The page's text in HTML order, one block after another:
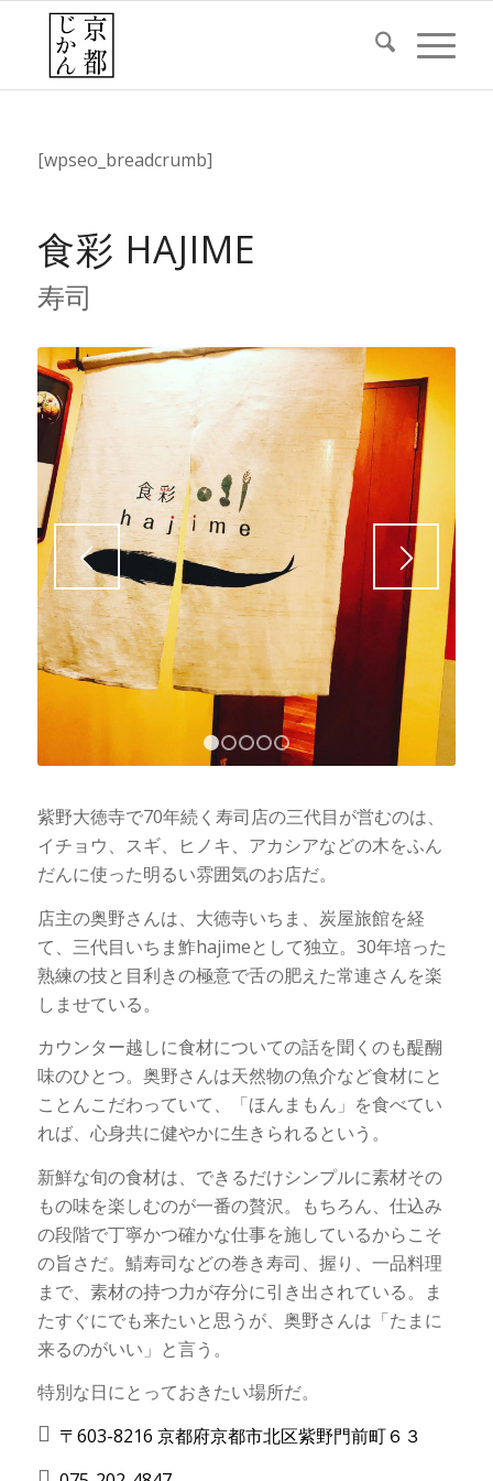
[wpseo_breadcrumb]
食彩 HAJIME
寿司
5
紫野大徳寺で70年続く寿司店の三代目が営むのは、
イチョウ、スギ、ヒノキ、アカシアなどの木をふん
だんに使った明るい雰囲気のお店だ。
店主の奥野さんは、大徳寺いちま、炭屋旅館を経
て、三代目いちま鮓hajimeとして独立。30年培った
熟練の技と目利きの極意で舌の肥えた常連さんを楽
しませている。
カウンター越しに食材についての話を聞くのも醍醐
味のひとつ。奥野さんは天然物の魚介など食材にと
ことんこだわっていて、「ほんまもん」を食べてい
れば、心身共に健やかに生きられるという。
新鮮な旬の食材は、できるだけシンプルに素材その
もの味を楽しむのが一番の贅沢。もちろん、仕込み
の段階で丁寧かつ確かな仕事を施しているからこそ
の旨さだ。鯖寿司などの巻き寿司、握り、一品料理
まで、素材の持つ力が存分に引き出されている。ま
たすぐにでも来たいと思うが、奥野さんは「たまに
来るのがいい」と言う。
特別な日にとっておきたい場所だ。
〒603-8216 京都府京都市北区紫野門前町６３